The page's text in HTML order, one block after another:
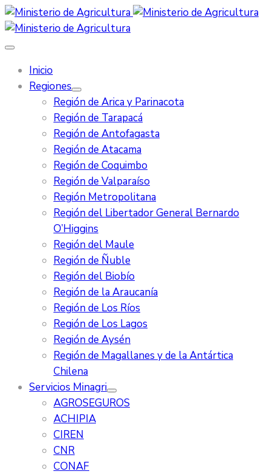
Inicio
Regiones
Región de Arica y Parinacota
Región de Tarapacá
Región de Antofagasta
Región de Atacama
Región de Coquimbo
Región de Valparaíso
Región Metropolitana
Región del Libertador General Bernardo
O’Higgins
Región del Maule
Región de Ñuble
Región del Biobío
Región de la Araucanía
Región de Los Ríos
Región de Los Lagos
Región de Aysén
Región de Magallanes y de la Antártica
Chilena
Servicios Minagri
AGROSEGUROS
ACHIPIA
CIREN
CNR
CONAF